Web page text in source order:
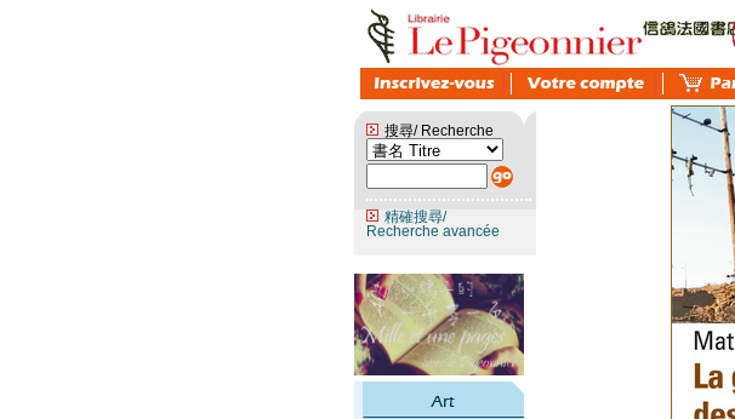
搜尋/ Recherche
精確搜尋/
Recherche avancée